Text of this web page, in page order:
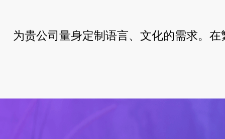
为贵公司量身定制语言、文化的需求。